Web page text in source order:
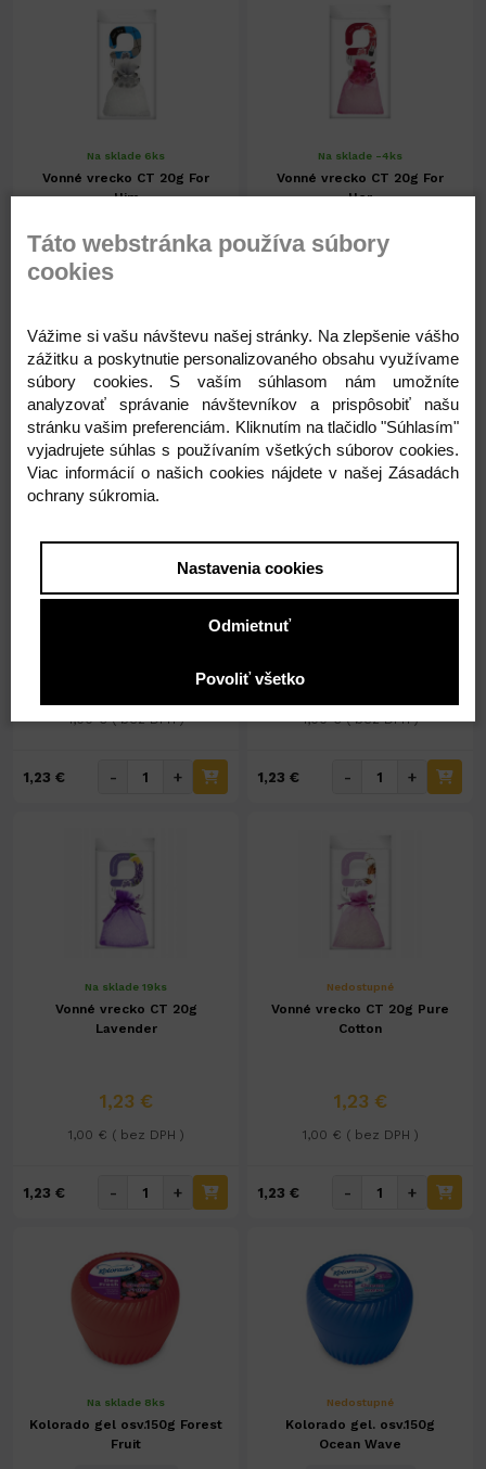
Na sklade 6ks
Vonné vrecko CT 20g For
Him
1,23 €
1,23 € - +
Na sklade -4ks
Vonné vrecko CT 20g For
Her
1,23 € - +
Vonné vrecko CT 20g New
1,00 € ( bez DPH )
1,23 € - +
Na sklade 10ks
Vonné vrecko CT 20g
1,00 € ( bez DPH )
1,23 € - +
Na sklade 19ks
Vonné vrecko CT 20g
Lavender
1,23 €
1,00 € ( bez DPH )
1,23 € - +
Nedostupné
Vonné vrecko CT 20g Pure
Cotton
1,23 €
1,00 € ( bez DPH )
1,23 € - +
Na sklade 8ks
Kolorado gel osv.150g Forest
Fruit
Nedostupné
Kolorado gel. osv.150g
Ocean Wave
Táto webstránka používa súbory
cookies
Vážime si vašu návštevu našej stránky. Na zlepšenie vášho
zážitku a poskytnutie personalizovaného obsahu využívame
súbory cookies. S vaším súhlasom nám umožníte
analyzovať správanie návštevníkov a prispôsobiť našu
stránku vašim preferenciám. Kliknutím na tlačidlo "Súhlasím"
vyjadrujete súhlas s používaním všetkých súborov cookies.
Viac informácií o našich cookies nájdete v našej Zásadách
ochrany súkromia.
Nastavenia cookies
Odmietnuť
Povoliť všetko